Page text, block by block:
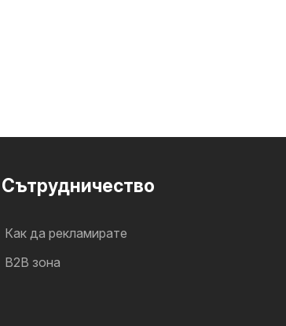
Cътрудничество
Как да рекламирате
B2B зона